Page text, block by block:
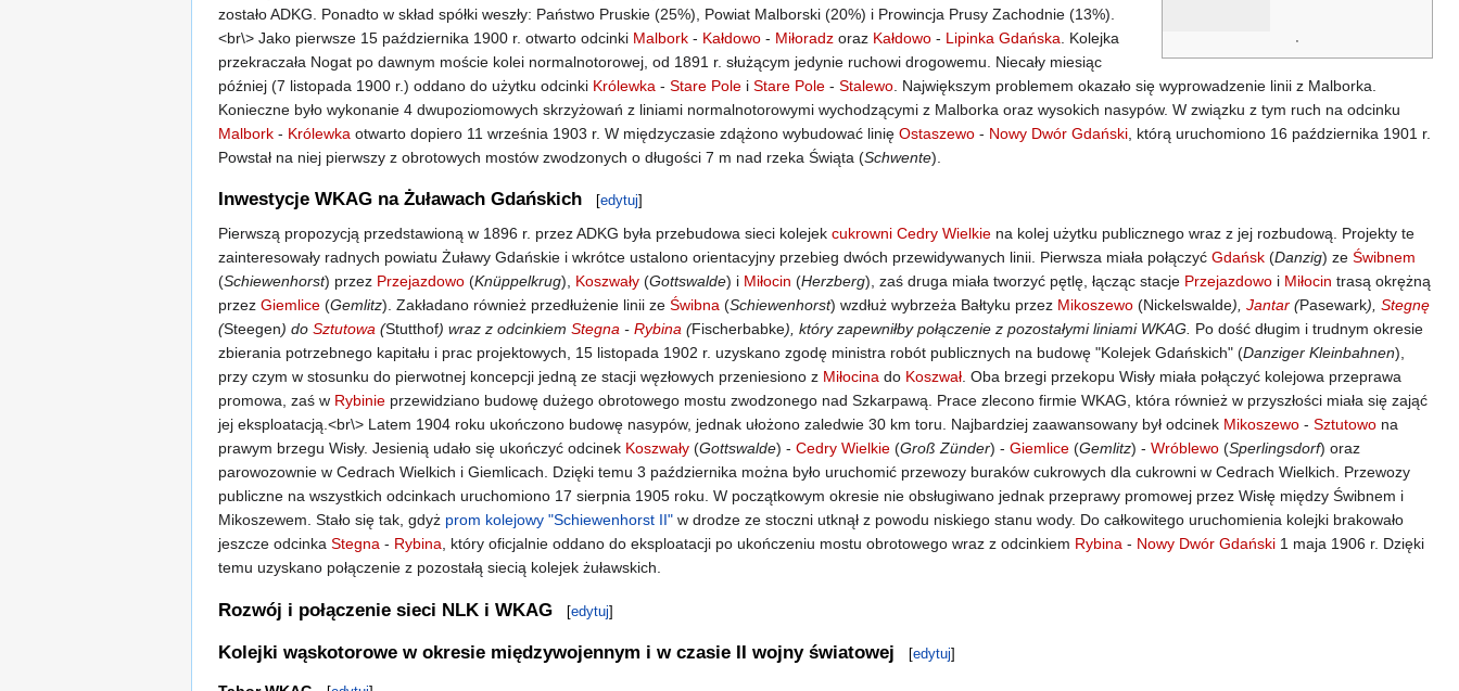
'
zostało ADKG. Ponadto w skład spółki weszły: Państwo Pruskie (25%), Powiat Malborski (20%) i Prowincja Prusy Zachodnie (13%).
<br\> Jako pierwsze 15 października 1900 r. otwarto odcinki Malbork - Kałdowo - Miłoradz oraz Kałdowo - Lipinka Gdańska . Kolejka
przekraczała Nogat po dawnym moście kolei normalnotorowej, od 1891 r. służącym jedynie ruchowi drogowemu. Niecały miesiąc
później (7 listopada 1900 r.) oddano do użytku odcinki Królewka - Stare Pole i Stare Pole - Stalewo . Największym problemem okazało się wyprowadzenie linii z Malborka.
Konieczne było wykonanie 4 dwupoziomowych skrzyżowań z liniami normalnotorowymi wychodzącymi z Malborka oraz wysokich nasypów. W związku z tym ruch na odcinku
Malbork - Królewka otwarto dopiero 11 września 1903 r. W międzyczasie zdążono wybudować linię Ostaszewo - Nowy Dwór Gdański , którą uruchomiono 16 października 1901 r.
Powstał na niej pierwszy z obrotowych mostów zwodzonych o długości 7 m nad rzeka Świąta (Schwente).
Inwestycje WKAG na Żuławach Gdańskich [edytuj]
Pierwszą propozycją przedstawioną w 1896 r. przez ADKG była przebudowa sieci kolejek cukrowni Cedry Wielkie na kolej użytku publicznego wraz z jej rozbudową. Projekty te
zainteresowały radnych powiatu Żuławy Gdańskie i wkrótce ustalono orientacyjny przebieg dwóch przewidywanych linii. Pierwsza miała połączyć Gdańsk (Danzig) ze Świbnem
(Schiewenhorst) przez Przejazdowo (Knüppelkrug), Koszwały (Gottswalde) i Miłocin (Herzberg), zaś druga miała tworzyć pętlę, łącząc stacje Przejazdowo i Miłocin trasą okrężną
przez Giemlice (Gemlitz). Zakładano również przedłużenie linii ze Świbna (Schiewenhorst) wzdłuż wybrzeża Bałtyku przez Mikoszewo (Nickelswalde), Jantar (Pasewark), Stegnę
(Steegen) do Sztutowa (Stutthof) wraz z odcinkiem Stegna - Rybina (Fischerbabke), który zapewniłby połączenie z pozostałymi liniami WKAG. Po dość długim i trudnym okresie
zbierania potrzebnego kapitału i prac projektowych, 15 listopada 1902 r. uzyskano zgodę ministra robót publicznych na budowę "Kolejek Gdańskich" (Danziger Kleinbahnen),
przy czym w stosunku do pierwotnej koncepcji jedną ze stacji węzłowych przeniesiono z Miłocina do Koszwał. Oba brzegi przekopu Wisły miała połączyć kolejowa przeprawa
promowa, zaś w Rybinie przewidziano budowę dużego obrotowego mostu zwodzonego nad Szkarpawą. Prace zlecono firmie WKAG, która również w przyszłości miała się zająć
jej eksploatacją.<br\> Latem 1904 roku ukończono budowę nasypów, jednak ułożono zaledwie 30 km toru. Najbardziej zaawansowany był odcinek Mikoszewo - Sztutowo na
prawym brzegu Wisły. Jesienią udało się ukończyć odcinek Koszwały (Gottswalde) - Cedry Wielkie (Groß Zünder) - Giemlice (Gemlitz) - Wróblewo (Sperlingsdorf) oraz
parowozownie w Cedrach Wielkich i Giemlicach. Dzięki temu 3 października można było uruchomić przewozy buraków cukrowych dla cukrowni w Cedrach Wielkich. Przewozy
publiczne na wszystkich odcinkach uruchomiono 17 sierpnia 1905 roku. W początkowym okresie nie obsługiwano jednak przeprawy promowej przez Wisłę między Świbnem i
Mikoszewem. Stało się tak, gdyż prom kolejowy "Schiewenhorst II" w drodze ze stoczni utknął z powodu niskiego stanu wody. Do całkowitego uruchomienia kolejki brakowało
jeszcze odcinka Stegna - Rybina, który oficjalnie oddano do eksploatacji po ukończeniu mostu obrotowego wraz z odcinkiem Rybina - Nowy Dwór Gdański 1 maja 1906 r. Dzięki
temu uzyskano połączenie z pozostałą siecią kolejek żuławskich.
Rozwój i połączenie sieci NLK i WKAG [edytuj]
Kolejki wąskotorowe w okresie międzywojennym i w czasie II wojny światowej [edytuj]